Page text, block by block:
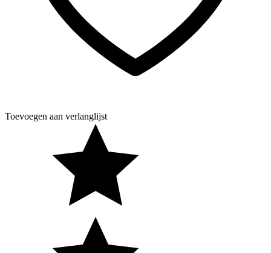
Toevoegen aan verlanglijst